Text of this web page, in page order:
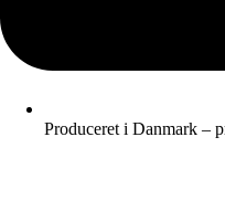
Produceret i Danmark –